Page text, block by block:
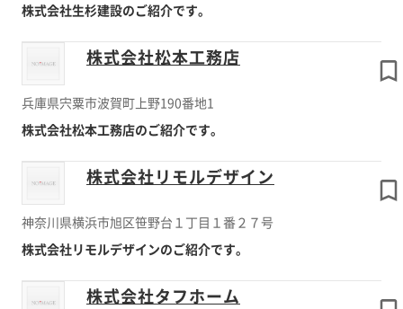
株式会社生杉建設のご紹介です。
株式会社松本工務店
兵庫県宍粟市波賀町上野190番地1
株式会社松本工務店のご紹介です。
株式会社リモルデザイン
神奈川県横浜市旭区笹野台１丁目１番２７号
株式会社リモルデザインのご紹介です。
株式会社タフホーム